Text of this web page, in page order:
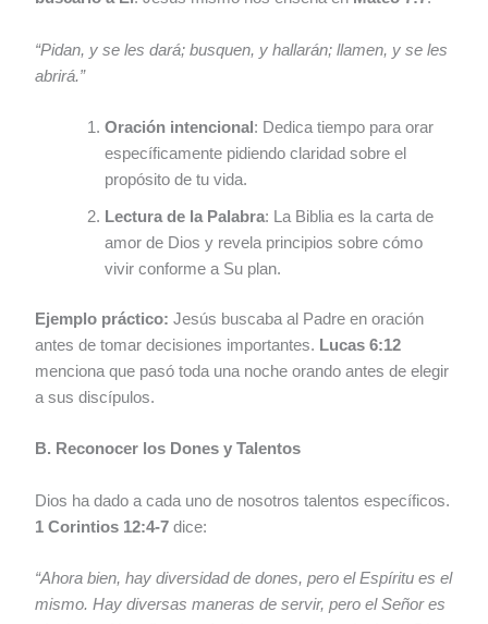
“Pidan, y se les dará; busquen, y hallarán; llamen, y se les
abrirá.”
Oración intencional : Dedica tiempo para orar
específicamente pidiendo claridad sobre el
propósito de tu vida.
Lectura de la Palabra: La Biblia es la carta de
amor de Dios y revela principios sobre cómo
vivir conforme a Su plan.
Ejemplo práctico: Jesús buscaba al Padre en oración
antes de tomar decisiones importantes. Lucas 6:12
menciona que pasó toda una noche orando antes de elegir
a sus discípulos.
B. Reconocer los Dones y Talentos
Dios ha dado a cada uno de nosotros talentos específicos.
1 Corintios 12:4-7 dice:
“Ahora bien, hay diversidad de dones, pero el Espíritu es el
mismo. Hay diversas maneras de servir, pero el Señor es